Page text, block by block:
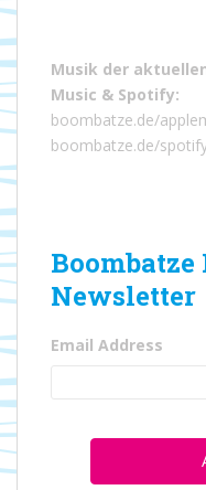
Musik der
Music & Spotify:
boombatze.de/
boombatze.de/
Newsletter
Email Address